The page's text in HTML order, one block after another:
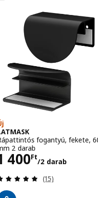
Összes vélemény:
fogantyú, fekete,
2 darab
400Ft
/2 darab
1400Ft/2
Vélemény: 4.9
(15)